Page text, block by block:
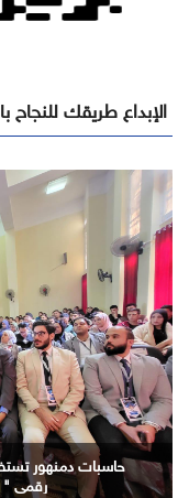
الإبداع طريقك للنجاح
حاسبات دمنهور
رقمي "